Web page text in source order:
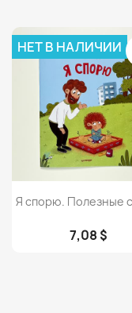
 Просмотр
Я спорю. Полезные
7,08 $
НЕТ В НАЛИЧИИ